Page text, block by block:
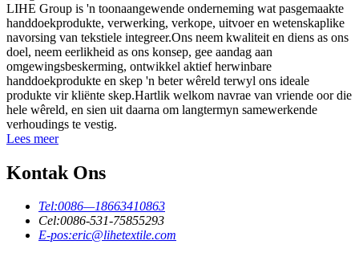
LIHE Group is 'n toonaangewende onderneming wat pasgemaakte
handdoekprodukte, verwerking, verkope, uitvoer en wetenskaplike
navorsing van tekstiele integreer.Ons neem kwaliteit en diens as ons
doel, neem eerlikheid as ons konsep, gee aandag aan
omgewingsbeskerming, ontwikkel aktief herwinbare
handdoekprodukte en skep 'n beter wêreld terwyl ons ideale
produkte vir kliënte skep.Hartlik welkom navrae van vriende oor die
hele wêreld, en sien uit daarna om langtermyn samewerkende
verhoudings te vestig.
Lees meer
Kontak Ons
Tel:0086—18663410863
Cel:0086-531-75855293
E-pos:eric@lihetextile.com